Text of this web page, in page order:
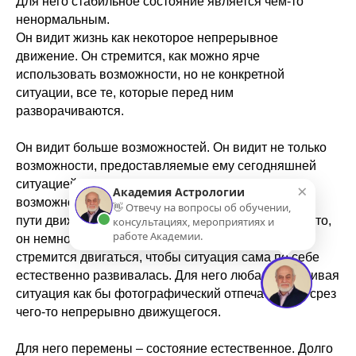
ненормальным.
Он видит жизнь как некоторое непрерывное
движение. Он стремится, как можно ярче
использовать возможности, но не конкретной
ситуации, все те, которые перед ним
разворачиваются.
Он видит больше возможностей. Он видит не только
возможности, предоставляемые ему сегодняшней
ситуацией, т.е. чисто внешние, технические
возможности. Он видит содержательно различные
пути движения из этой точки в какое-то другое место,
он немножечко в будущем. Он психологически
стремится двигаться, чтобы ситуация сама по себе
естественно развивалась. Для него любая устойчивая
ситуация как бы фотографический отпечаток или срез
чего-то непрерывно движущегося.
Для него перемены – состояние естественное. Долго
×
Академия Астрологии
👋 Отвечу на вопросы об обучении,
консультациях, мероприятиях и
работе Академии.